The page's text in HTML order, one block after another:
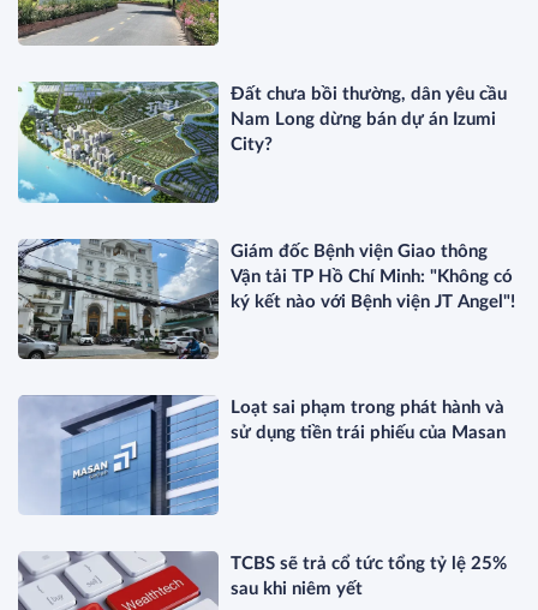
Đất chưa bồi thường, dân yêu cầu
Nam Long dừng bán dự án Izumi
City?
Giám đốc Bệnh viện Giao thông
Vận tải TP Hồ Chí Minh: "Không có
ký kết nào với Bệnh viện JT Angel"!
Loạt sai phạm trong phát hành và
sử dụng tiền trái phiếu của Masan
TCBS sẽ trả cổ tức tổng tỷ lệ 25%
sau khi niêm yết